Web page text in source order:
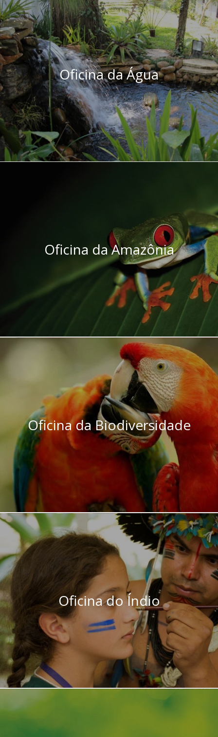
Oficina da Água
Oficina da Amazônia
Oficina da Biodiversidade
Oficina do Índio